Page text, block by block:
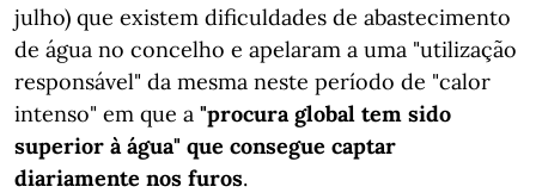
julho) que existem dificuldades de abastecimento
de água no concelho e apelaram a uma "utilização
responsável" da mesma neste período de "calor
intenso" em que a "procura global tem sido
superior à água" que consegue captar
diariamente nos furos.